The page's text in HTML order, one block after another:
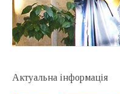
Актуальна інформація